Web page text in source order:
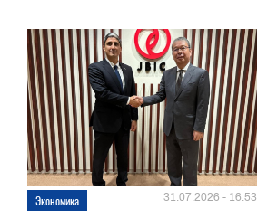
Экономика 31.07.2026 - 16:53